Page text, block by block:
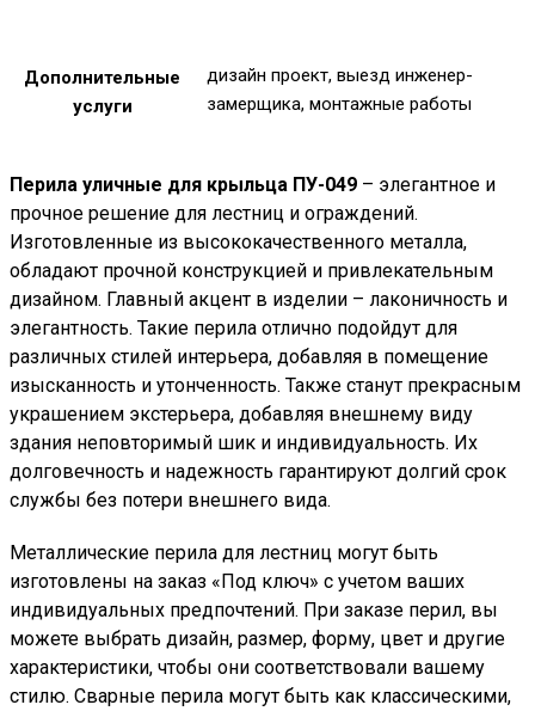
Дополнительные
услуги
дизайн проект, выезд инженер-
замерщика, монтажные работы
Перила уличные для крыльца ПУ-049 – элегантное и
прочное решение для лестниц и ограждений.
Изготовленные из высококачественного металла,
обладают прочной конструкцией и привлекательным
дизайном. Главный акцент в изделии – лаконичность и
элегантность. Такие перила отлично подойдут для
различных стилей интерьера, добавляя в помещение
изысканность и утонченность. Также станут прекрасным
украшением экстерьера, добавляя внешнему виду
здания неповторимый шик и индивидуальность. Их
долговечность и надежность гарантируют долгий срок
службы без потери внешнего вида.
Металлические перила для лестниц могут быть
изготовлены на заказ «Под ключ» с учетом ваших
индивидуальных предпочтений. При заказе перил, вы
можете выбрать дизайн, размер, форму, цвет и другие
характеристики, чтобы они соответствовали вашему
стилю. Сварные перила могут быть как классическими,